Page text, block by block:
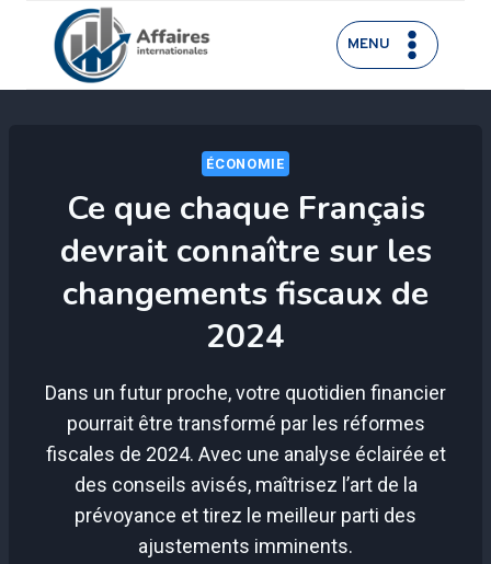
contenu
MENU
ÉCONOMIE
Ce que chaque Français
devrait connaître sur les
changements fiscaux de
2024
Dans un futur proche, votre quotidien financier
pourrait être transformé par les réformes
fiscales de 2024. Avec une analyse éclairée et
des conseils avisés, maîtrisez l’art de la
prévoyance et tirez le meilleur parti des
ajustements imminents.